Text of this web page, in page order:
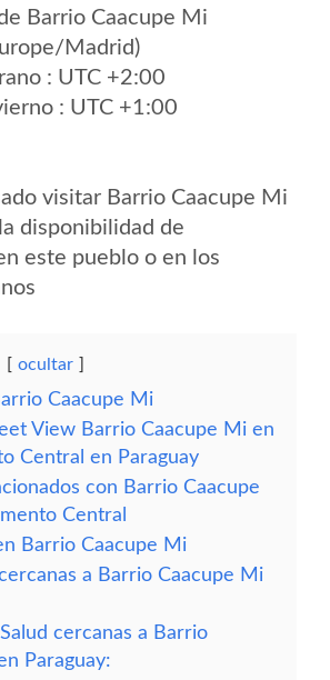
Barrio Caacupe Mi
Madrid)
: UTC +2:00
: UTC +1:00
visitar Barrio Caacupe Mi
disponibilidad de
este pueblo o en los
ocultar
Caacupe Mi
View Barrio Caacupe Mi en
Central en Paraguay
con Barrio Caacupe
Central
Barrio Caacupe Mi
a Barrio Caacupe Mi
cercanas a Barrio
Paraguay: